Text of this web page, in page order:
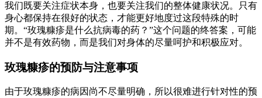
我们既要关注症状本身，也要关注我们的整体健康状况。只有
身心都保持在很好的状态，才能更好地度过这段特殊的时
期。“玫瑰糠疹是什么抗病毒的药？”这个问题的终答案，可能
并不是有效药物，而是我们对身体的尽量呵护和积极应对。
玫瑰糠疹的预防与注意事项
由于玫瑰糠疹的病因尚不尽量明确，所以很难进行针对性的预